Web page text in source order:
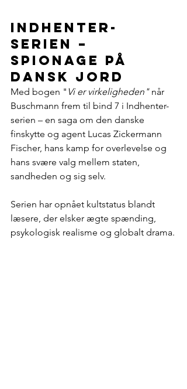
Indhenter-
serien –
spionage på
dansk jord
Med bogen " Vi er virkeligheden" når
Buschmann frem til bind 7 i Indhenter-
serien – en saga om den danske
finskytte og agent Lucas Zickermann
Fischer, hans kamp for overlevelse og
hans svære valg mellem staten,
sandheden og sig selv.
Serien har opnået kultstatus blandt
læsere, der elsker ægte spænding,
psykologisk realisme og globalt drama.